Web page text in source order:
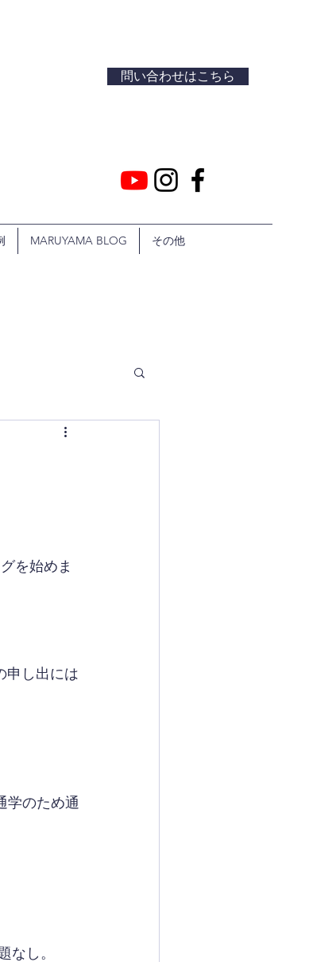
問い合わせはこちら
MARUYAMA BLOG その他
を始めま
申し出には
学のため通
なし。